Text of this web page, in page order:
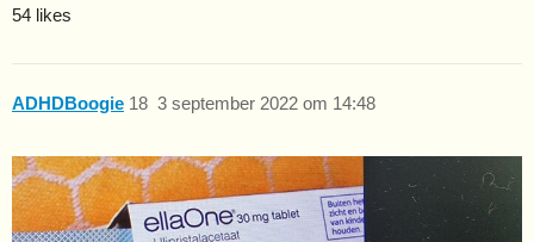
54 likes
ADHDBoogie 3 september 2022 om 14:48
18